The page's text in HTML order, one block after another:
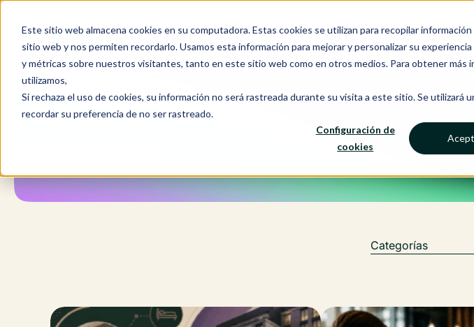
Este sitio web almacena cookies en su computadora. Estas cookies se utilizan para recopilar
sitio web y nos permiten recordarlo. Usamos esta información para mejorar y personalizar su experiencia
y métricas sobre nuestros visitantes, tanto en este sitio web como en otros medios. Para obtener más
utilizamos,
Si rechaza el uso de cookies, su información no será rastreada durante su visita a este sitio. Se utilizará
recordar su preferencia de no ser rastreado.
Configuración de
cookies
Saltar
contenido
RMS
Categorías